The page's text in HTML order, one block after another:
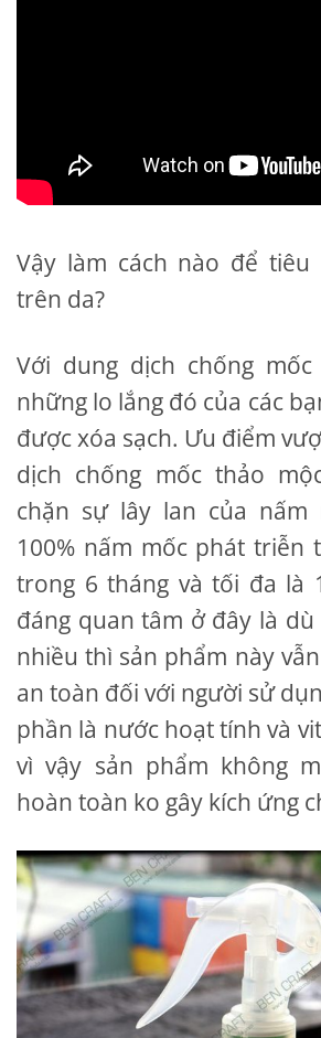
Vậy làm cách nào để
trên da?
Với dung dịch chống
những lo lắng đó của các
được xóa sạch. Ưu điểm
dịch chống mốc thảo
chặn sự lây lan của nấm
100% nấm mốc phát triễn
trong 6 tháng và tối đa là
đáng quan tâm ở đây là
nhiều thì sản phẩm này
an toàn đối với người sử
phần là nước hoạt tính và
vì vậy sản phẩm không
hoàn toàn ko gây kích ứng